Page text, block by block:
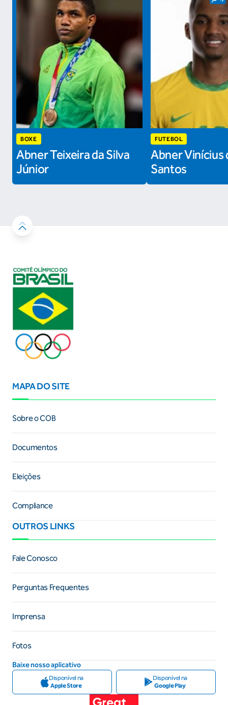
BOXE
Abner Teixeira da Silva
Júnior
FUTEBOL
Abner Vinícius
Santos
MAPA DO SITE
Sobre o COB
Documentos
Eleições
Compliance
OUTROS LINKS
Fale Conosco
Perguntas Frequentes
Imprensa
Fotos
Baixe nosso aplicativo
Disponível na
Apple Store
Disponível na
Google Play